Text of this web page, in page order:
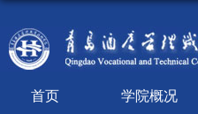
首页 学院概况